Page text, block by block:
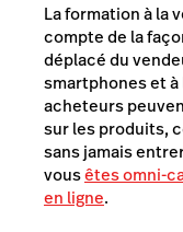
La formation à la
compte de la
déplacé du
smartphones et
acheteurs
sur les produits,
sans jamais
vousêtes omni-
en ligne.